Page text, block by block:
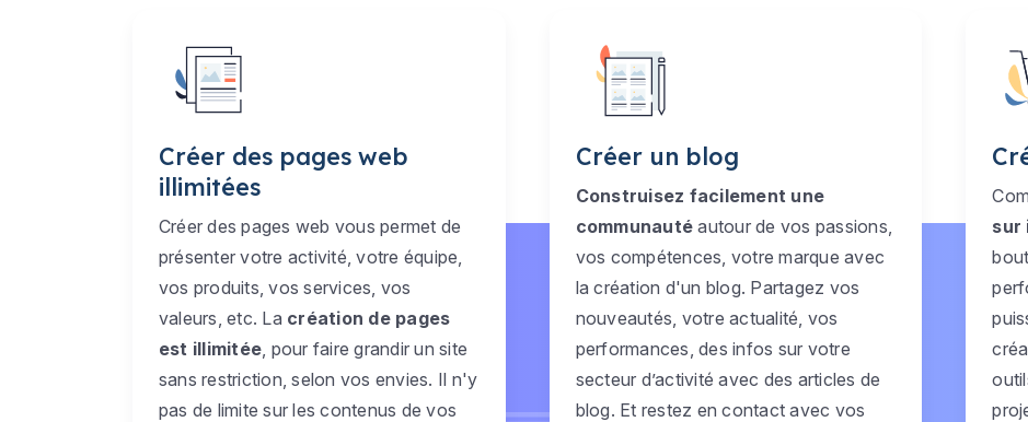
Créer des pages web
illimitées
Créer des pages web vous permet de
présenter votre activité, votre équipe,
vos produits, vos services, vos
valeurs, etc. La création de pages
est illimitée , pour faire grandir un site
sans restriction, selon vos envies. Il n'y
pas de limite sur les contenus de vos
Créer un blog
Construisez facilement une
communauté autour de vos passions,
vos compétences, votre marque avec
la création d'un blog. Partagez vos
nouveautés, votre actualité, vos
performances, des infos sur votre
secteur d’activité avec des articles de
blog. Et restez en contact avec vos
sur